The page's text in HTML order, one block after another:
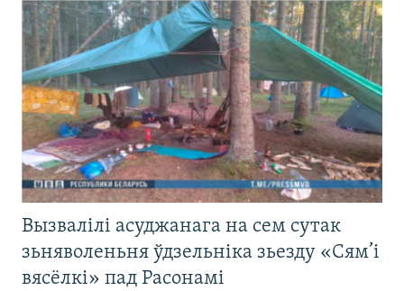
Вызвалілі асуджанага на сем сутак
зьняволеньня ўдзельніка зьезду «Сям’і
вясёлкі» пад Расонамі